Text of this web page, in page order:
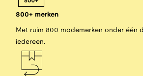
800+ merken
Met ruim 800 modemerken onder één
iedereen.